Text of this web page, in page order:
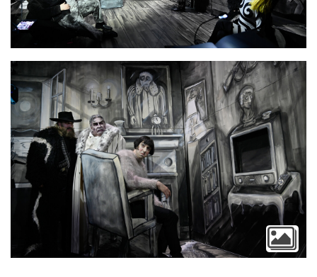
Video